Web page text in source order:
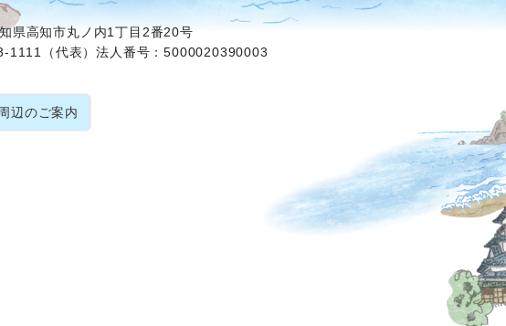
県高知市丸ノ内1丁目2番20号
1111（代表）法人番号：5000020390003
辺のご案内